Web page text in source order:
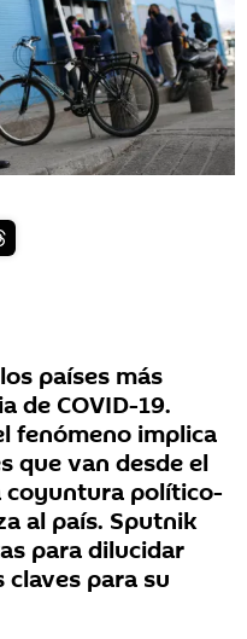
países más
de COVID-19.
fenómeno implica
que van desde el
coyuntura político-
al país. Sputnik
para dilucidar
para su